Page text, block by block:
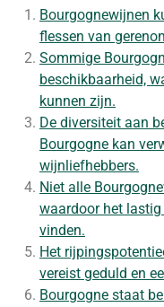
Bourgognewijnen
flessen van
Sommige
beschikbaarheid,
kunnen zijn.
De diversiteit aan
Bourgogne kan
wijnliefhebbers.
Niet alle
waardoor het
vinden.
Het
vereist geduld en
Bourgogne staat